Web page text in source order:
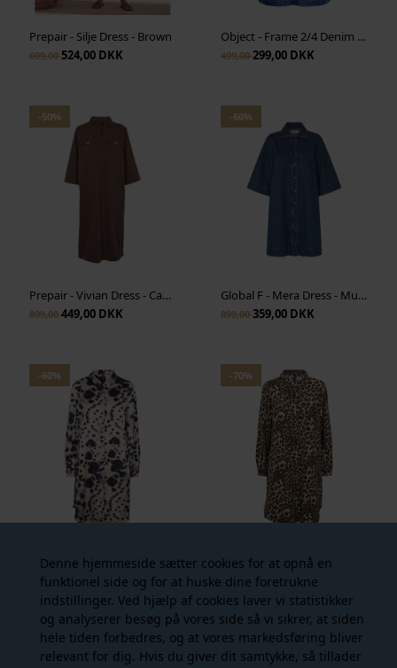
Denne hjemmeside sætter cookies for at opnå en
funktionel side og for at huske dine foretrukne
indstillinger. Ved hjælp af cookies laver vi statistikker
og analyserer besøg på vores side så vi sikrer, at siden
hele tiden forbedres, og at vores markedsføring bliver
relevant for dig. Hvis du giver dit samtykke, så tillader
Prepair - Silje Dress - Brown
699,00524,00 DKK
Object - Frame 2/4 Denim Dress - Medium Blue Denim
499,00299,00 DKK
-50%
Prepair - Vivian Dress - Cappucino
899,00449,00 DKK
-60%
Global F - Mera Dress - Mud Stone Wash
899,00359,00 DKK
-60%
319,00 DKK
-70%
209,00 DKK
Skjortekjole - en alsidig style